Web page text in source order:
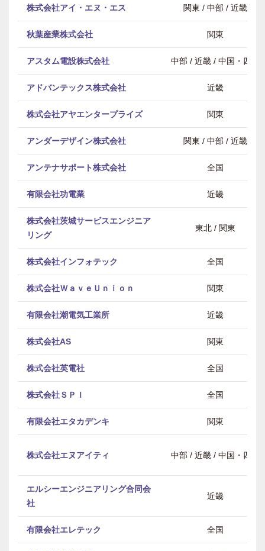
株式会社アイ・エヌ・エス 関東 / 中部 / 近畿
秋葉産業株式会社 関東
アスタム電設株式会社 中部 / 近畿 / 中国・四国
アドバンテックス株式会社 近畿
株式会社アヤエンタープライズ 関東
アンダーデザイン株式会社 関東 / 中部 / 近畿
アンテナサポート株式会社 全国
有限会社功電業 近畿
株式会社茨城サービスエンジニア
リング
東北 / 関東
株式会社インフォテック 全国
株式会社ＷａｖｅＵｎｉｏｎ 関東
有限会社潮電気工業所 近畿
株式会社AS 関東
株式会社英電社 全国
株式会社ＳＰＩ 全国
有限会社エタカデンキ 関東
株式会社エヌアイティ 中部 / 近畿 / 中国・四国
エルシーエンジニアリング合同会
社
近畿
有限会社エレテック 全国